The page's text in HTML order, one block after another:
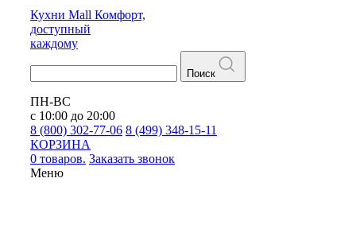
Кухни Mall Комфорт,
доступный
каждому
Поиск
ПН-ВС
с 10:00 до 20:00
8 (800) 302-77-06 8 (499) 348-15-11
КОРЗИНА
0 товаров. Заказать звонок
Меню